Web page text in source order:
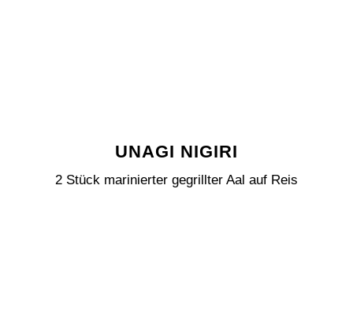
UNAGI NIGIRI
2 Stück marinierter gegrillter Aal auf Reis